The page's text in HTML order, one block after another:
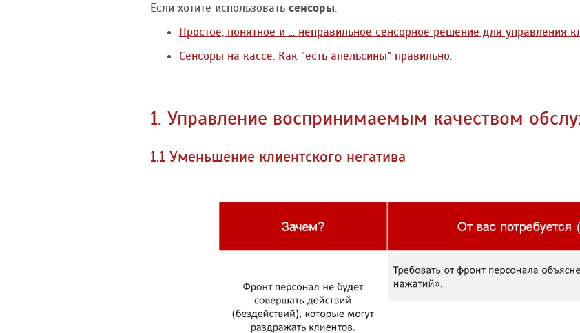
Если хотите использовать сенсоры:
Простое, понятное и ... неправильное сенсорное решение для управления
Сенсоры на кассе: Как "есть апельсины" правильно.
1. Управление воспринимаемым качеством
1.1 Уменьшение клиентского негатива